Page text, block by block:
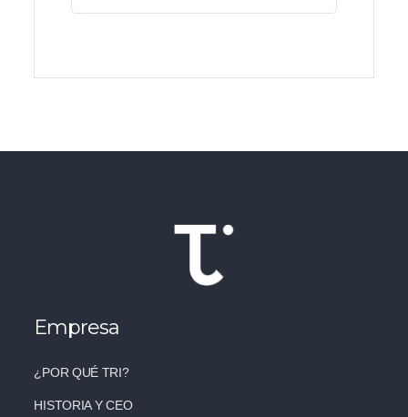
Empresa
¿POR QUÉ TRI?
HISTORIA Y CEO